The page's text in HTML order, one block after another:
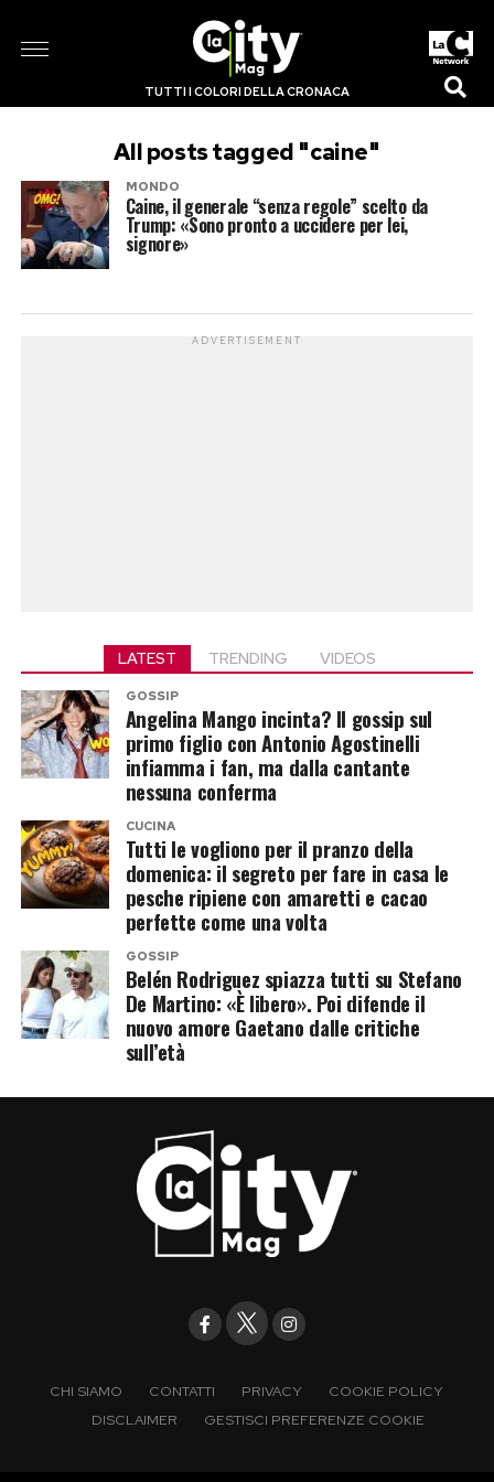
TUTTI I COLORI DELLA CRONACA
All posts tagged "caine"
MONDO
Caine, il generale “senza regole” scelto da
Trump: «Sono pronto a uccidere per lei,
signore»
ADVERTISEMENT
LATEST TRENDING VIDEOS
GOSSIP
Angelina Mango incinta? Il gossip sul
primo figlio con Antonio Agostinelli
infiamma i fan, ma dalla cantante
nessuna conferma
CUCINA
Tutti le vogliono per il pranzo della
domenica: il segreto per fare in casa le
pesche ripiene con amaretti e cacao
perfette come una volta
GOSSIP
Belén Rodriguez spiazza tutti su Stefano
De Martino: «È libero». Poi difende il
nuovo amore Gaetano dalle critiche
sull’età
CHI SIAMO CONTATTI PRIVACY
COOKIE POLICY
DISCLAIMER
GESTISCI PREFERENZE COOKIE